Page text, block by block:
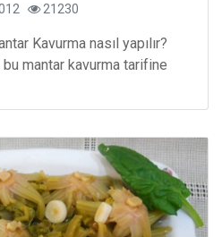
21230
Kavurma nasıl yapılır?
mantar kavurma tarifine